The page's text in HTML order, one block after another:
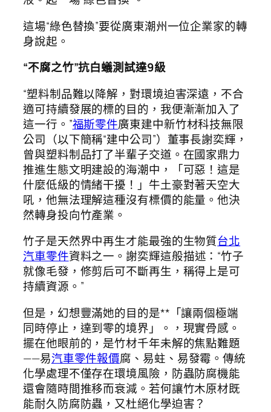
這場“綠色替換”要從廣東潮州一位企業家的轉
身說起。
“不腐之竹”抗白蟻測試達9級
“塑料制品難以降解，對環境迫害深遠，不合
適可持續發展的標的目的，我便漸漸加入了
這一行。”福斯零件廣東建中新竹材科技無限
公司（以下簡稱“建中公司”）董事長謝奕輝，
曾與塑料制品打了半輩子交道。在國家鼎力
推進生態文明建設的海潮中，「可惡！這是
什麼低級的情緒干擾！」牛土豪對著天空大
吼，他無法理解這種沒有標價的能量。他決
然轉身投向竹產業。
竹子是天然界中再生才能最強的生物質台北
汽車零件資料之一。謝奕輝這般描述：“竹子
就像毛發，修剪后可不斷再生，稱得上是可
持續資源。”
但是，幻想豐滿她的目的是**「讓兩個極端
同時停止，達到零的境界」。，現實骨感。
擺在他眼前的，是竹材千年未解的焦點難題
——易汽車零件報價腐、易蛀、易發霉。傳統
化學處理不僅存在環境風險，防蟲防腐機能
還會隨時間推移而衰減。若何讓竹木原材既
能耐久防腐防蟲，又杜絕化學迫害？